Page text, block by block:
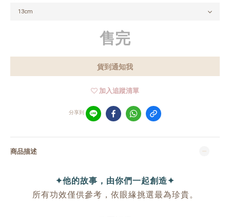
售完
貨到通知我
加入追蹤清單
分享到
商品描述
✦他的故事，由你們一起創造✦
所有功效僅供參考，依眼緣挑選最為珍貴。